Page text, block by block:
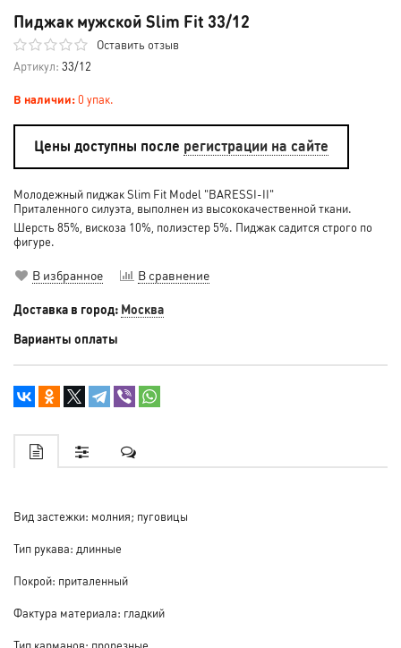
Пиджак мужской Slim Fit 33/12
Оставить отзыв
Артикул: 33/12
В наличии:0 упак.
Цены доступны после регистрации на сайте
Молодежный пиджак Slim Fit Model "BARESSI-II"
Приталенного силуэта, выполнен из высококачественной ткани.
Шерсть 85%, вискоза 10%, полиэстер 5%. Пиджак садится строго по
фигуре.
В избранное В сравнение
Доставка в город: Москва
Варианты оплаты
Вид застежки: молния; пуговицы
Тип рукава: длинные
Покрой: приталенный
Фактура материала: гладкий